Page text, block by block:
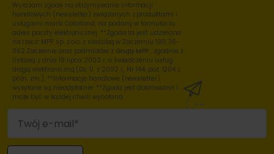
Wyrażam zgodę na otrzymywanie informacji
handlowych (newsletter) związanych z produktami i
usługami marki Colorland, na podany w formularzu
adres poczty elektronicznej. **Zgoda ta jest udzielana
na rzecz: MPP sp. z o.o. z siedzibą w Zaczerniu 190, 36-
062 Zaczernie oraz podmiotów z Grupy MPP , zgodnie z
Ustawą z dnia 18 lipca 2002 r. o świadczeniu usług
drogą elektroniczną (Dz. U. z 2002 r., Nr 144, poz. 1204 z
późn. zm.). **Informacje handlowe (newsletter)
wysyłane są nieodpłatnie. **Zgoda jest dobrowolna i
może być w każdej chwili wycofana.